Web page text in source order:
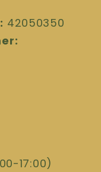
42050350
17:00)